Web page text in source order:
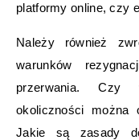
platformy online, czy
Należy również
warunków
przerwania. Czy
okoliczności można
Jakie są zasady